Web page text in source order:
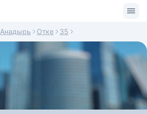
Анадырь Отке 35